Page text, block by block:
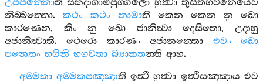
උපපන‍්නොති සකදාගාමිපුග‍්ගලො හුත්‍වා තුසිතභවනෙයෙව
නිබ‍්බත‍්තො. කථං කථං නාමාති කෙන කෙන නු
ඛො
කාරණෙන, කිං නු ඛො ජානිත්‍වා දෙසිතො,උදාහු
අජානිත්‍වාති.ථෙරො කාරණං අජානන‍්තො එවං
ඛො
පනෙතං භගිනි භගවතා බ්‍යාකතන‍්ති ආහ.
අම‍්මකා අම‍්මකපඤ‍්ඤාති ඉත්‍ථී හුත්‍වා ඉත්‍ථිසඤ‍්ඤාය එව